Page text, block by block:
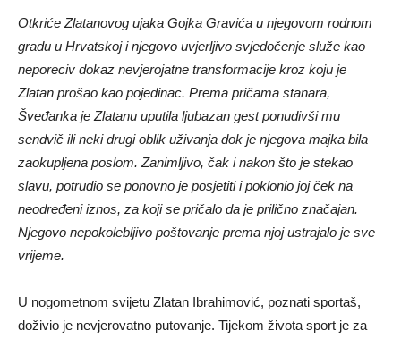
Otkriće Zlatanovog ujaka Gojka Gravića u njegovom rodnom
gradu u Hrvatskoj i njegovo uvjerljivo svjedočenje služe kao
neporeciv dokaz nevjerojatne transformacije kroz koju je
Zlatan prošao kao pojedinac. Prema pričama stanara,
Šveđanka je Zlatanu uputila ljubazan gest ponudivši mu
sendvič ili neki drugi oblik uživanja dok je njegova majka bila
zaokupljena poslom. Zanimljivo, čak i nakon što je stekao
slavu, potrudio se ponovno je posjetiti i poklonio joj ček na
neodređeni iznos, za koji se pričalo da je prilično značajan.
Njegovo nepokolebljivo poštovanje prema njoj ustrajalo je sve
vrijeme.
U nogometnom svijetu Zlatan Ibrahimović, poznati sportaš,
doživio je nevjerovatno putovanje. Tijekom života sport je za